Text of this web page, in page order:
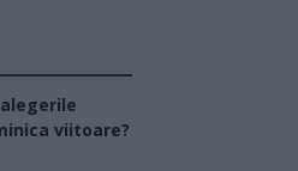
viitoare?